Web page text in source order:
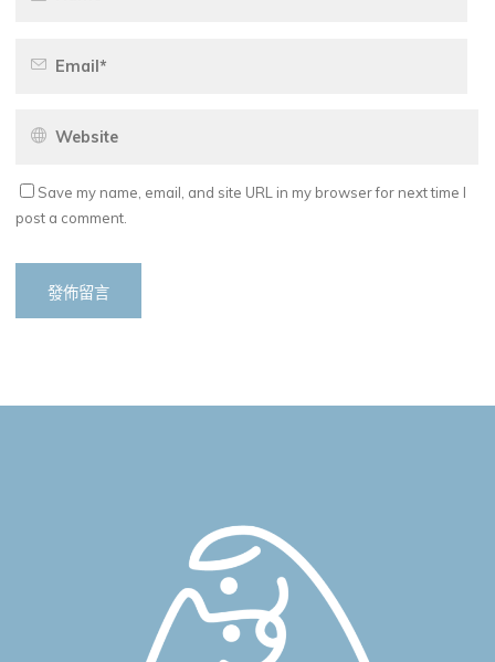
Save my name, email, and site URL in my browser for next time I
post a comment.